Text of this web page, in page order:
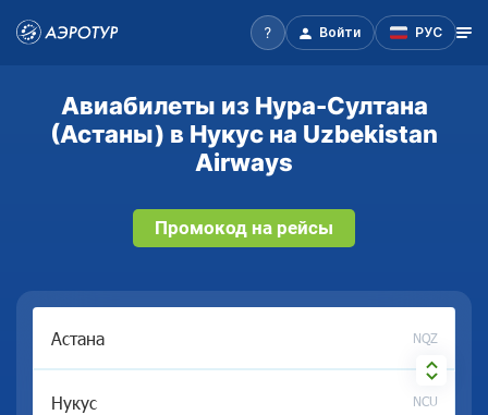
Войти РУС
Авиабилеты из Нура-Султана
(Астаны) в Нукус на Uzbekistan
Airways
Промокод на рейсы
NQZ
NCU